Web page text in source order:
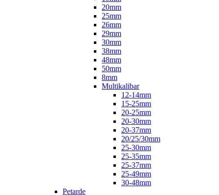
20mm
25mm
26mm
29mm
30mm
38mm
48mm
50mm
8mm
Multikalibar
12-14mm
15-25mm
20-25mm
20-30mm
20-37mm
20/25/30mm
25-30mm
25-35mm
25-37mm
25-49mm
30-48mm
Petarde